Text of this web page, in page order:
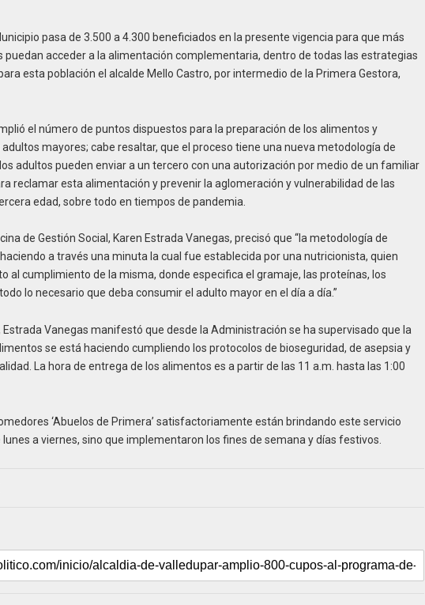
pasa de 3.500 a 4.300 beneficiados en la presente vigencia para que más
puedan acceder a la alimentación complementaria, dentro de todas las estrategias
esta población el alcalde Mello Castro, por intermedio de la Primera Gestora,
el número de puntos dispuestos para la preparación de los alimentos y
mayores; cabe resaltar, que el proceso tiene una nueva metodología de
adultos pueden enviar a un tercero con una autorización por medio de un familiar
reclamar esta alimentación y prevenir la aglomeración y vulnerabilidad de las
edad, sobre todo en tiempos de pandemia.
de Gestión Social, Karen Estrada Vanegas, precisó que “la metodología de
a través una minuta la cual fue establecida por una nutricionista, quien
al cumplimiento de la misma, donde especifica el gramaje, las proteínas, los
lo necesario que deba consumir el adulto mayor en el día a día.”
Vanegas manifestó que desde la Administración se ha supervisado que la
se está haciendo cumpliendo los protocolos de bioseguridad, de asepsia y
La hora de entrega de los alimentos es a partir de las 11 a.m. hasta las 1:00
‘Abuelos de Primera’ satisfactoriamente están brindando este servicio
lunes a viernes, sino que implementaron los fines de semana y días festivos.